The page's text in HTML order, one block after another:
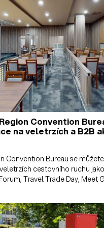
Convention
na veletrzích a B2B
Convention Bureau se
cestovního ruchu
Travel Trade Day, Meet